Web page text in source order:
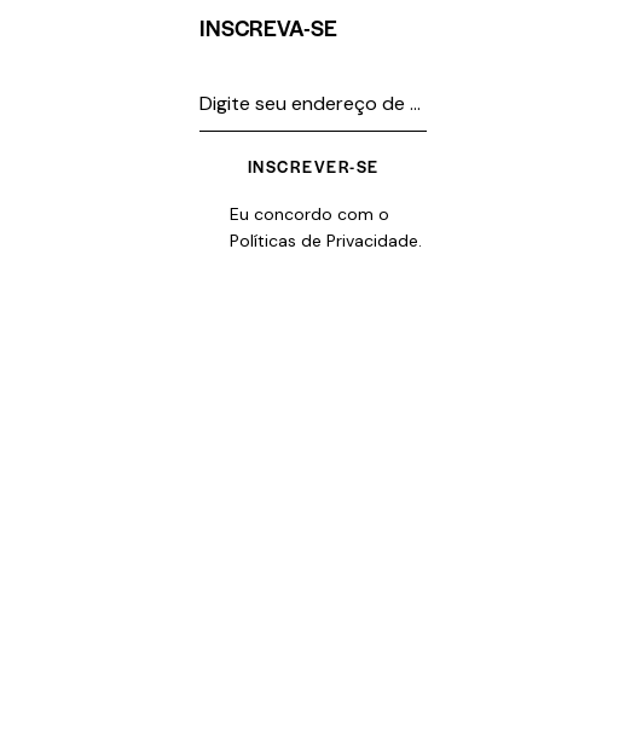
INSCREVA-SE
INSCREVER-SE
Eu concordo com o
Políticas de Privacidade.